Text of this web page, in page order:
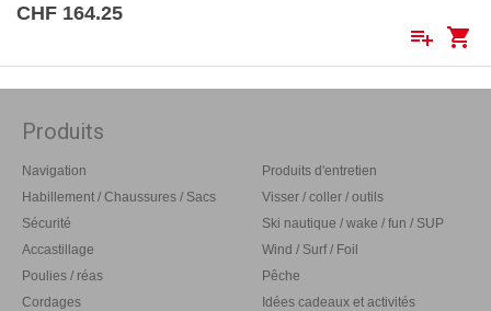
CHF 164.25
playlist_add shopping_cart
Produits
Navigation
Habillement / Chaussures / Sacs
Sécurité
Accastillage
Poulies / réas
Cordages
Produits d'entretien
Visser / coller / outils
Ski nautique / wake / fun / SUP
Wind / Surf / Foil
Pêche
Idées cadeaux et activités